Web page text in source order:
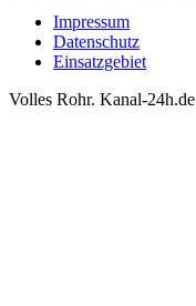
Impressum
Datenschutz
Einsatzgebiet
Volles Rohr. Kanal-24h.de